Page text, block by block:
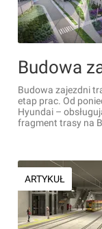
Budowa zajezdni
etap prac. Od
Hyundai –
fragment trasy na
ARTYKUŁ